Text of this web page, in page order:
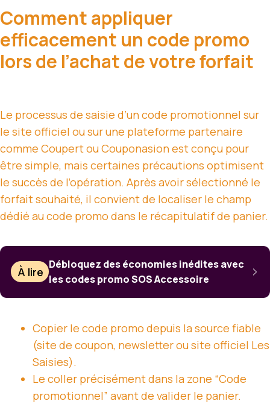
Comment appliquer
efficacement un code promo
lors de l’achat de votre forfait
Le processus de saisie d’un code promotionnel sur
le site officiel ou sur une plateforme partenaire
comme Coupert ou Couponasion est conçu pour
être simple, mais certaines précautions optimisent
le succès de l’opération. Après avoir sélectionné le
forfait souhaité, il convient de localiser le champ
dédié au code promo dans le récapitulatif de panier.
À lire
Débloquez des économies inédites avec
les codes promo SOS Accessoire
Copier le code promo depuis la source fiable
(site de coupon, newsletter ou site officiel Les
Saisies).
Le coller précisément dans la zone “Code
promotionnel” avant de valider le panier.